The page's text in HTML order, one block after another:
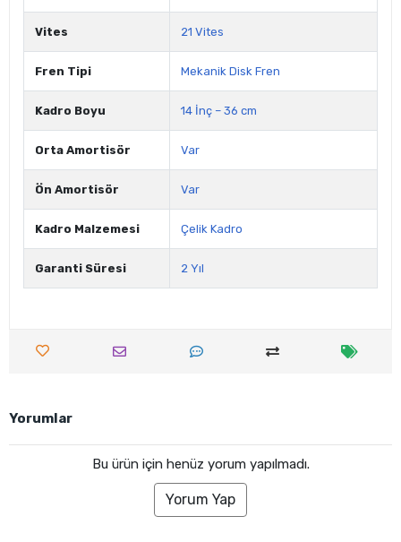
Vites 21 Vites
Fren Tipi Mekanik Disk Fren
Kadro Boyu 14 İnç – 36 cm
Orta Amortisör Var
Ön Amortisör Var
Kadro Malzemesi Çelik Kadro
Garanti Süresi 2 Yıl
Yorumlar
Bu ürün için henüz yorum yapılmadı.
Yorum Yap